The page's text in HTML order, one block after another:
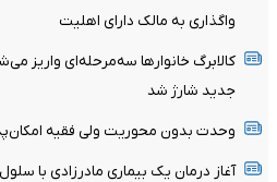
واگذاری به مالک دارای اهلیت
کالابرگ خانوارها سه‌مرحله‌ای واریز
جدید شارژ شد
وحدت بدون محوریت ولی فقیه